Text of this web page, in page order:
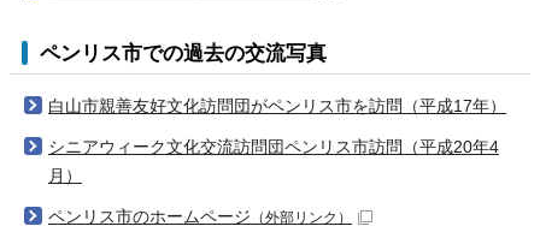
ペンリス市での過去の交流写真
白山市親善友好文化訪問団がペンリス市を訪問（平成17年）
シニアウィーク文化交流訪問団ペンリス市訪問（平成20年4
月）
ペンリス市のホームページ （外部リンク）